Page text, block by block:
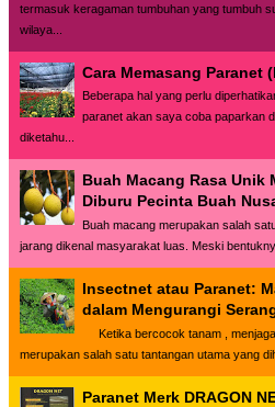
termasuk keragaman tumbuhan yang tumbuh
wilaya...
Cara Memasang Paranet
Beberapa hal yang perlu
paranet akan saya coba paparkan
diketahu...
Buah Macang Rasa Unik
Diburu Pecinta Buah
Buah macang merupakan salah
jarang dikenal masyarakat luas. Meski
Insectnet atau Paranet:
dalam Mengurangi
Ketika bercocok tanam ,
merupakan salah satu tantangan utama yang
Paranet Merk DRAGON